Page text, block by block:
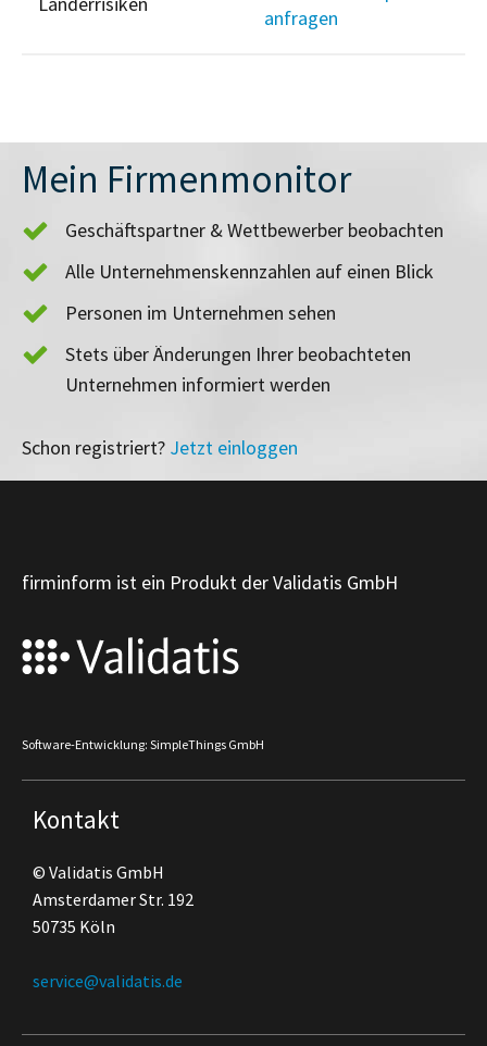
anfragen
Mein Firmenmonitor
Geschäftspartner & Wettbewerber beobachten
Alle Unternehmenskennzahlen auf einen Blick
Personen im Unternehmen sehen
Stets über Änderungen Ihrer beobachteten
Unternehmen informiert werden
Schon registriert? Jetzt einloggen
firminform ist ein Produkt der Validatis GmbH
Software-Entwicklung: SimpleThings GmbH
Kontakt
© Validatis GmbH
Amsterdamer Str. 192
50735 Köln
service@validatis.de